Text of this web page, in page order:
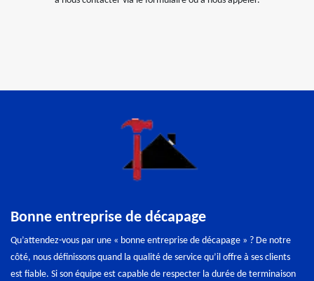
Bonne entreprise de décapage
Qu’attendez-vous par une « bonne entreprise de décapage » ? De notre
côté, nous définissons quand la qualité de service qu’il offre à ses clients
est fiable. Si son équipe est capable de respecter la durée de terminaison